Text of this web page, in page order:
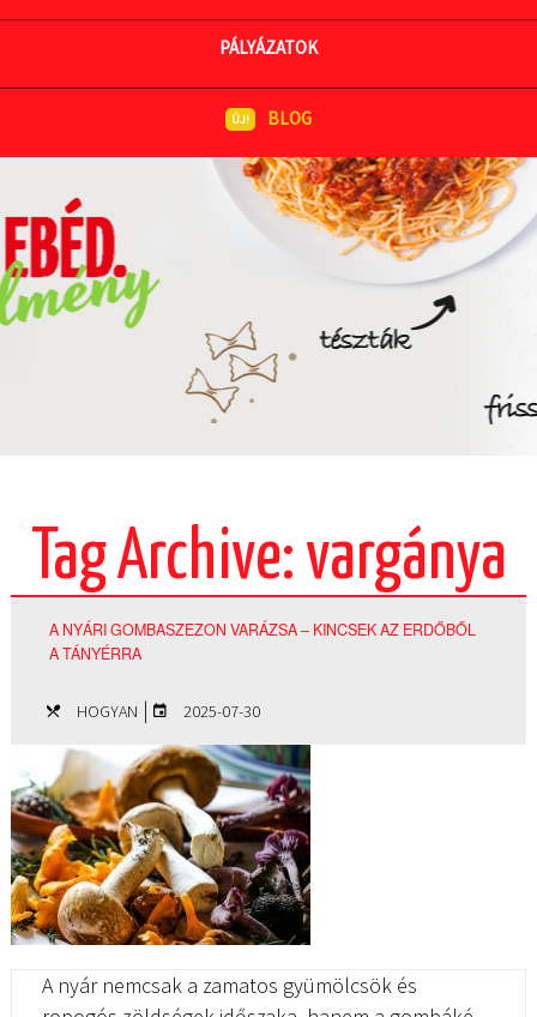
PÁLYÁZATOK
BLOG
Tag Archive: vargánya
A NYÁRI GOMBASZEZON VARÁZSA – KINCSEK AZ ERDŐBŐL
A TÁNYÉRRA
HOGYAN | 2025-07-30
A nyár nemcsak a zamatos gyümölcsök és